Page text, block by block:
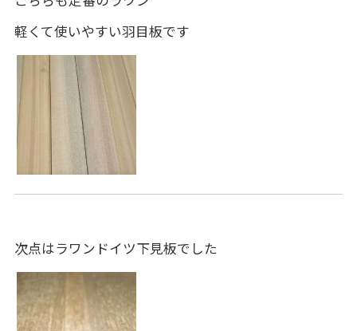
軽くて使いやすい羽目板です
次点はラワンドイツ下見板でした